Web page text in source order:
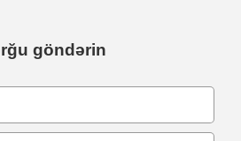
göndərin